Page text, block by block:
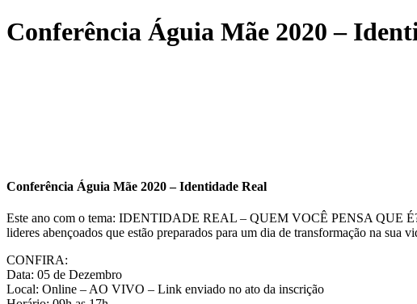
Conferência Águia Mãe 2020 –
Conferência Águia Mãe 2020 – Identidade Real
Este ano com o tema: IDENTIDADE REAL – QUEM VOCÊ PENSA QUE É?
lideres abençoados que estão preparados para um dia de transformação na sua
CONFIRA:
Data: 05 de Dezembro
Local: Online – AO VIVO – Link enviado no ato da inscrição